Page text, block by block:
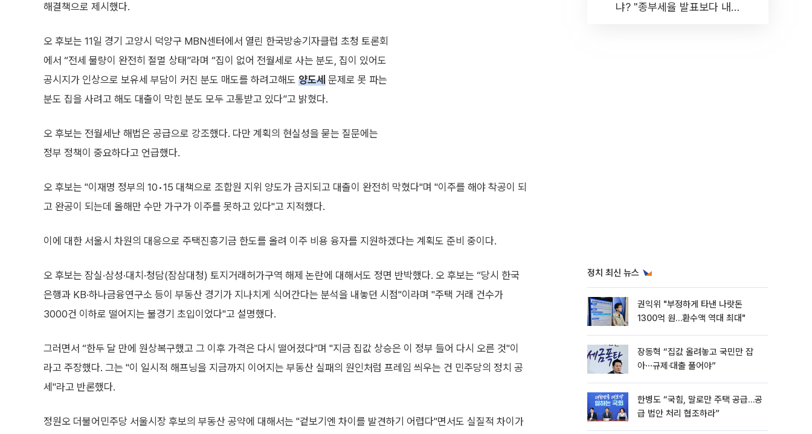
해결책으로 제시했다.
오 후보는 11일 경기 고양시 덕양구 MBN센터에서 열린 한국방송기자클럽 초청 토론회
에서 “전세 물량이 완전히 절멸 상태”라며 “집이 없어 전월세로 사는 분도, 집이 있어도
공시지가 인상으로 보유세 부담이 커진 분도 매도를 하려고해도 양도세 문제로 못 파는
분도 집을 사려고 해도 대출이 막힌 분도 모두 고통받고 있다”고 밝혔다.
오 후보는 전월세난 해법은 공급으로 강조했다. 다만 계획의 현실성을 묻는 질문에는
정부 정책이 중요하다고 언급했다.
오 후보는 "이재명 정부의 10•15 대책으로 조합원 지위 양도가 금지되고 대출이 완전히 막혔다"며 "이주를 해야 착공이 되
고 완공이 되는데 올해만 수만 가구가 이주를 못하고 있다"고 지적했다.
이에 대한 서울시 차원의 대응으로 주택진흥기금 한도를 올려 이주 비용 융자를 지원하겠다는 계획도 준비 중이다.
오 후보는 잠실·삼성·대치·청담(잠삼대청) 토지거래허가구역 해제 논란에 대해서도 정면 반박했다. 오 후보는 “당시 한국
은행과 KB·하나금융연구소 등이 부동산 경기가 지나치게 식어간다는 분석을 내놓던 시점"이라며 "주택 거래 건수가
3000건 이하로 떨어지는 불경기 초입이었다"고 설명했다.
그러면서 “한두 달 만에 원상복구했고 그 이후 가격은 다시 떨어졌다"며 "지금 집값 상승은 이 정부 들어 다시 오른 것"이
라고 주장했다. 그는 "이 일시적 해프닝을 지금까지 이어지는 부동산 실패의 원인처럼 프레임 씌우는 건 민주당의 정치 공
세"라고 반론했다.
정원오 더불어민주당 서울시장 후보의 부동산 공약에 대해서는 "겉보기엔 차이를 발견하기 어렵다"면서도 실질적 차이가
냐? "종부세율 발표보다 내릴
정치 최신 뉴스
권익위 "부정하게 타낸 나랏돈
1300억 원…환수액 역대 최대"
장동혁 “집값 올려놓고 국민만 잡
아⋯규제·대출 풀어야”
한병도 “국힘, 말로만 주택 공급…공
급 법안 처리 협조하라”